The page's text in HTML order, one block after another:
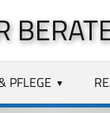
PFLEGE